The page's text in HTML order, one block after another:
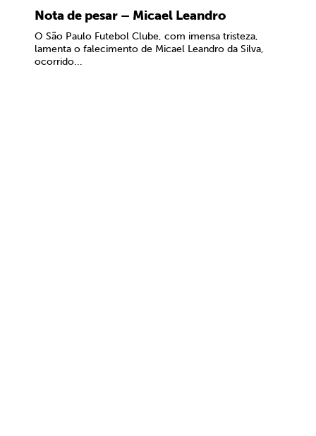
Nota de pesar – Micael Leandro
O São Paulo Futebol Clube, com imensa tristeza,
lamenta o falecimento de Micael Leandro da Silva,
ocorrido...